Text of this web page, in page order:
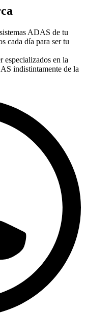
ADAS de tu
cada día para ser tu
especializados en la
indistintamente de la